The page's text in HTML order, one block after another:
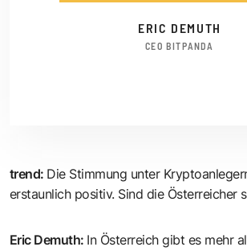
ERIC DEMUTH
CEO BITPANDA
trend: Die Stimmung unter
erstaunlich positiv. Sind die Österreicher
Eric Demuth: In Österreich gibt es mehr